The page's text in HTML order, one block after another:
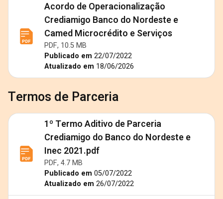
Acordo de Operacionalização
Crediamigo Banco do Nordeste e
Camed Microcrédito e Serviços
PDF, 10.5 MB
Publicado em 22/07/2022
Atualizado em 18/06/2026
Termos de Parceria
1º Termo Aditivo de Parceria
Crediamigo do Banco do Nordeste e
Inec 2021.pdf
PDF, 4.7 MB
Publicado em 05/07/2022
Atualizado em 26/07/2022